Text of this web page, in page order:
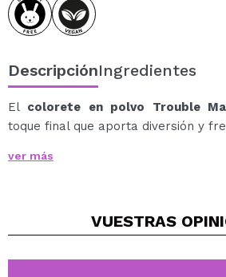
DescripciónIngredientes
El colorete en polvo Trouble
toque final que aporta diversión y
se funde fácilmente con la piel.
Su fórmula modulable se
Este colorete:
ver más
VUESTRAS